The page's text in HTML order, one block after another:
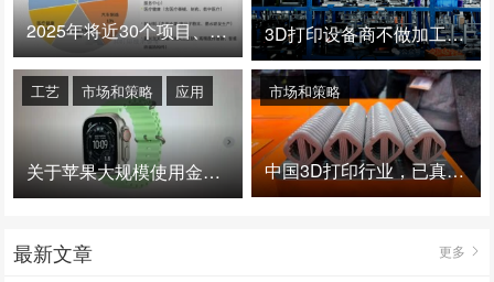
2025年将近30个项目、150亿投资：3D打印真的迎来爆发拐点了吗 3D打印设备商不做加工服务，就成了旁观者！
关于苹果大规模使用金属3D打印的思考
工艺 市场和策略 应用
中国3D打印行业，已真正进入爆发时代！
市场和策略
最新文章 更多